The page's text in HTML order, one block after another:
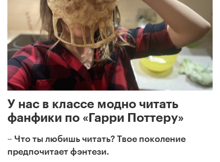
У нас в классе модно читать
фанфики по «Гарри Поттеру»
– Что ты любишь читать? Твое поколение
предпочитает фэнтези.